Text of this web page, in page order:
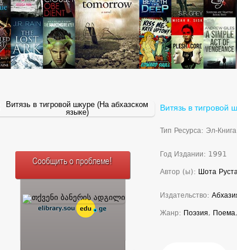
Сообщить о проблеме!
Витязь в тигровой
Тип Ресурса: Эл-Книга
Год Издании: 1991
Автор (ы): Шота
Издательство:
Жанр: Поэзия, Поема,